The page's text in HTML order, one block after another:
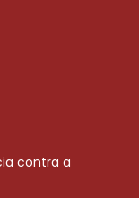
contra a